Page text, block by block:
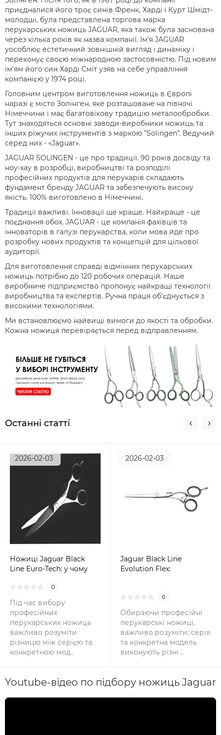
приєдналися його троє синів Френк, Харді і Курт Шмідт-
молодші, була представлена торгова марка
перукарських ножиць JAGUAR, яка також була заснована
через кілька років як назва компанії. Ім'я JAGUAR
уособлює естетичний зовнішній вигляд і динаміку і
переконує своєю міжнародною застосовністю. Під новим
ім'ям його син Харді Сміт узяв на себе управління
компанією у 1974 році.
Головним центром виготовлення ножиць в Європі
наразі є місто Золінген, яке розташованe на півночі
Німеччини і має багатовікову традицію металообробки.
Тут знаходяться основні заводи-виробники ножиць та
інших ріжучих інструментів з маркою "Solingen". Ведучий
серед них - «Jaguar».
JAGUAR SOLINGEN - це про традиції. 90 років досвіду та
ноу-хау в розробці, виробництві та розподілі
професійних продуктів для перукарів складають
фундамент бренду JAGUAR та забезпечують високу
якість. 100% виготовлено в Німеччині.
Традиції важливі. Інновації ще краще. Найкраще - це
поєднання обох. JAGUAR - це компанія фахівців та
інноваторів в галузі перукарства, коли мова йде про
розробку нових продуктів та концепцій для цільової
аудиторії.
Для виготовлення справді відмінних перукарських
ножиць потрібно до 120 робочих операцій. Наше
виробниче підприємство пропонує найкращі технології
виробництва та експертів. Ручна праця об'єднується з
високими технологіями.
Ми встановлюємо найвищі вимоги до якості та обробки.
Кожна ножиця перевіряється перед відправленням.
Останні статті
2026-02-03
Ножиці Jaguar Black
Line Euro-Tech: у чому
всією серією Black line
0
Під час вибору
професійних
перукарських ножиць
важливо розуміти
різницю між серією та
конкретною мод..
2026-02-03
Jaguar Black Line
Evolution Flex:
0
Обираючи професійні
перукарські ножиці,
важливо розуміти: серія
та конкретна модель
виконують різні ..
Youtube-відео по підбору ножиць Jaguar